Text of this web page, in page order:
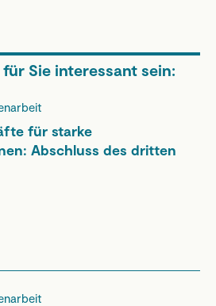
Sie interessant sein:
für starke
Abschluss des dritten